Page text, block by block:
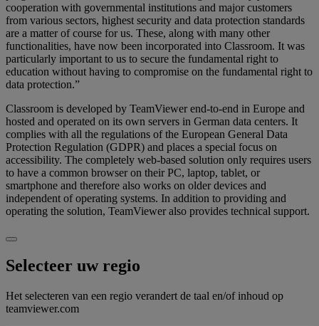
cooperation with governmental institutions and major customers
from various sectors, highest security and data protection standards
are a matter of course for us. These, along with many other
functionalities, have now been incorporated into Classroom. It was
particularly important to us to secure the fundamental right to
education without having to compromise on the fundamental right to
data protection.”
Classroom is developed by TeamViewer end-to-end in Europe and
hosted and operated on its own servers in German data centers. It
complies with all the regulations of the European General Data
Protection Regulation (GDPR) and places a special focus on
accessibility. The completely web-based solution only requires users
to have a common browser on their PC, laptop, tablet, or
smartphone and therefore also works on older devices and
independent of operating systems. In addition to providing and
operating the solution, TeamViewer also provides technical support.
Selecteer uw regio
Het selecteren van een regio verandert de taal en/of inhoud op
teamviewer.com